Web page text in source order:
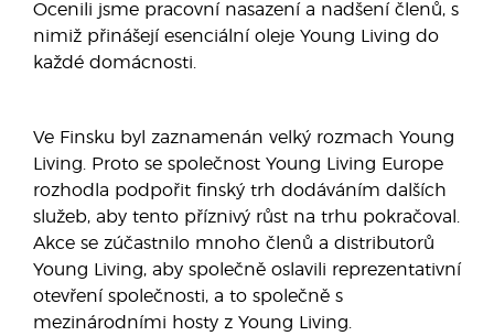
Ocenili jsme pracovní nasazení a nadšení členů, s
nimiž přinášejí esenciální oleje Young Living do
každé domácnosti.
Ve Finsku byl zaznamenán velký rozmach Young
Living. Proto se společnost Young Living Europe
rozhodla podpořit finský trh dodáváním dalších
služeb, aby tento příznivý růst na trhu pokračoval.
Akce se zúčastnilo mnoho členů a distributorů
Young Living, aby společně oslavili reprezentativní
otevření společnosti, a to společně s
mezinárodními hosty z Young Living.